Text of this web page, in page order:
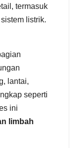
termasuk
listrik.
lantai,
seperti
ini
limbah